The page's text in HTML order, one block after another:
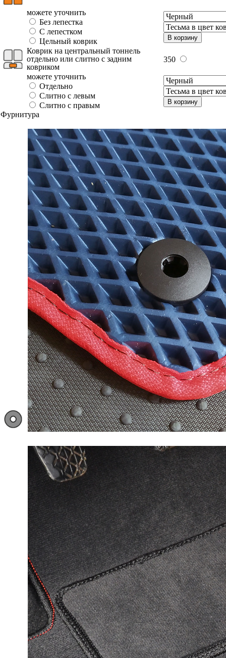
можете уточнить
Без лепестка
С лепестком
Цельный коврик
В корзину
Коврик на центральный тоннель
отдельно или слитно с задним
ковриком
350
можете уточнить
Отдельно
Слитно с левым
Слитно с правым
В корзину
Фурнитура